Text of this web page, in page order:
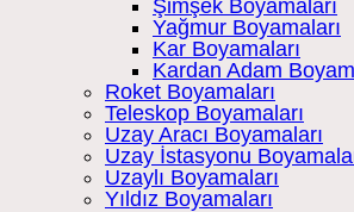
Şimşek Boyamaları
Yağmur Boyamaları
Kar Boyamaları
Kardan Adam
Roket Boyamaları
Teleskop Boyamaları
Uzay Aracı Boyamaları
Uzay İstasyonu
Uzaylı Boyamaları
Yıldız Boyamaları